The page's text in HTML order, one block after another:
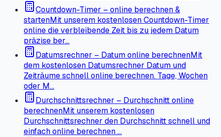
Countdown-Timer – online berechnen &
startenMit unserem kostenlosen Countdown-Timer
online die verbleibende Zeit bis zu jedem Datum
präzise ber…
Datumsrechner – Datum online berechnenMit
dem kostenlosen Datumsrechner Datum und
Zeiträume schnell online berechnen. Tage, Wochen
oder M…
Durchschnittsrechner – Durchschnitt online
berechnenMit unserem kostenlosen
Durchschnittsrechner den Durchschnitt schnell und
einfach online berechnen …